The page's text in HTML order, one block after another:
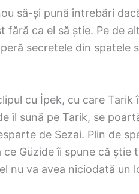
să-și pună întrebări
ca el să știe. Pe de
secretele din spatele
cu İpek, cu care Tarik
îl sună pe Tarik, se
de Sezai. Plin de
Güzide îi spune că știe
nu va avea niciodată un